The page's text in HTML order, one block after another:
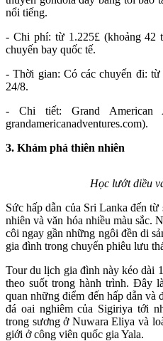
nổi tiếng.
- Chi phí: từ 1.225£ (khoảng 42
chuyến bay quốc tế.
- Thời gian: Có các chuyến đi:
24/8.
- Chi tiết: Grand American
grandamericanadventures.com).
3. Khám phá thiên nhiên
Học lướt diều
Sức hấp dẫn của Sri Lanka đến
nhiên và văn hóa nhiều màu sắc.
côi ngay gần những ngôi đền di
gia đình trong chuyến phiêu lưu
Tour du lịch gia đình này kéo dài
theo suốt trong hành trình. Đây
quan những điểm đến hấp dẫn và
đá oai nghiêm của Sigiriya tới
trong sương ở Nuwara Eliya và
giới ở công viên quốc gia Yala.